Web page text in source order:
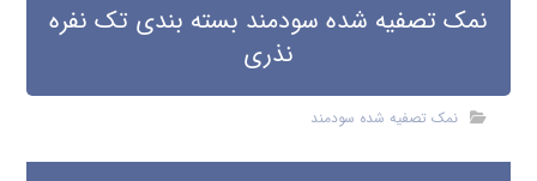
نمک تصفیه شده سودمند بسته بندی تک نفره
نذری
نمک تصفیه شده سودمند